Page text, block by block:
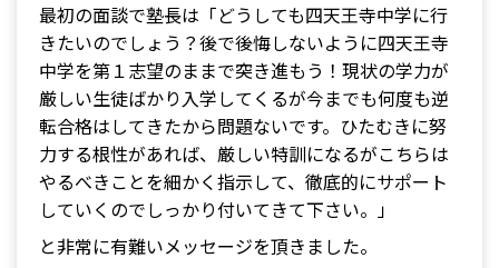
最初の面談で塾長は「どうしても四天王寺中学に行
きたいのでしょう？後で後悔しないように四天王寺
中学を第１志望のままで突き進もう！現状の学力が
厳しい生徒ばかり入学してくるが今までも何度も逆
転合格はしてきたから問題ないです。ひたむきに努
力する根性があれば、厳しい特訓になるがこちらは
やるべきことを細かく指示して、徹底的にサポート
していくのでしっかり付いてきて下さい。」
と非常に有難いメッセージを頂きました。